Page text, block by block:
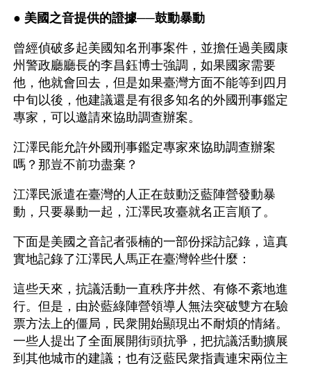
● 美國之音提供的證據──鼓動暴動
曾經偵破多起美國知名刑事案件，並擔任過美國康
州警政廳廳長的李昌鈺博士強調，如果國家需要
他，他就會回去，但是如果臺灣方面不能等到四月
中旬以後，他建議還是有很多知名的外國刑事鑑定
專家，可以邀請來協助調查辦案。
江澤民能允許外國刑事鑑定專家來協助調查辦案
嗎？那豈不前功盡棄？
江澤民派遣在臺灣的人正在鼓動泛藍陣營發動暴
動，只要暴動一起，江澤民攻臺就名正言順了。
下面是美國之音記者張楠的一部份採訪記錄，這真
實地記錄了江澤民人馬正在臺灣幹些什麼：
這些天來，抗議活動一直秩序井然、有條不紊地進
行。但是，由於藍綠陣營領導人無法突破雙方在驗
票方法上的僵局，民衆開始顯現出不耐煩的情緒。
一些人提出了全面展開街頭抗爭，把抗議活動擴展
到其他城市的建議；也有泛藍民衆指責連宋兩位主